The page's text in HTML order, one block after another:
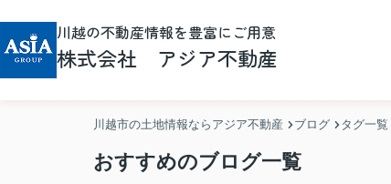
川越の不動産情報を豊富にご用意
株式会社 アジア不動産
川越市の土地情報ならアジア不動産 ブログ タグ一覧
おすすめのブログ一覧